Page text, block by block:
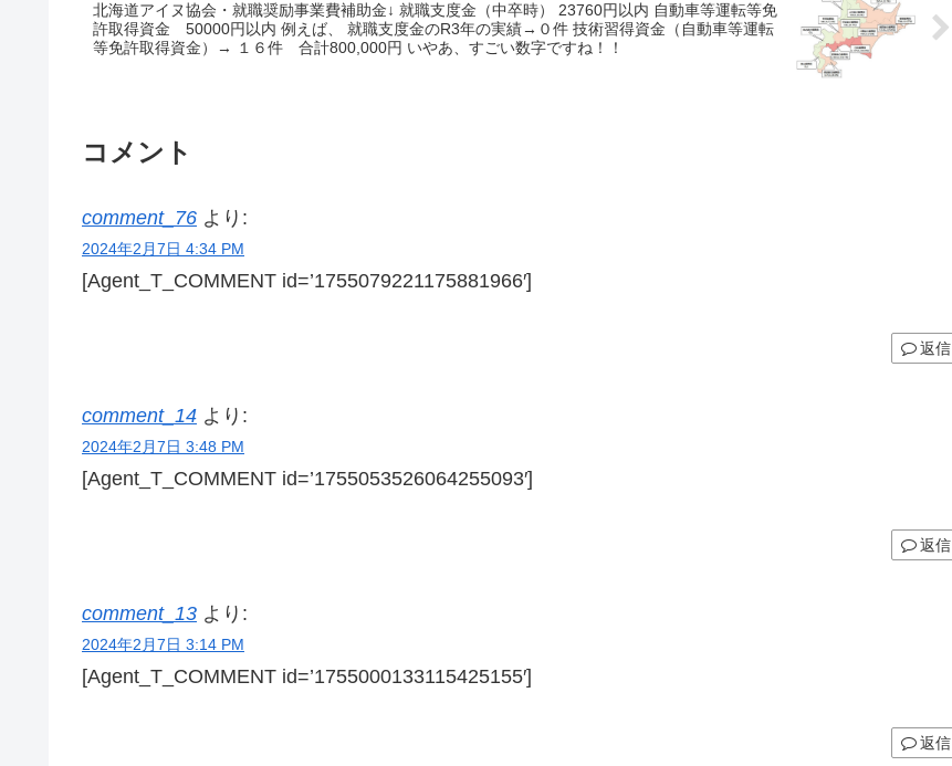
北海道アイヌ協会・就職奨励事業費補助金↓ 就職支度金（中卒時） 23760円以内 自動車等運転等免
許取得資金 50000円以内 例えば、 就職支度金のR3年の実績→０件 技術習得資金（自動車等運転
等免許取得資金）→ １６件 合計800,000円 いやあ、すごい数字ですね！！
コメント
comment_76 より:
2024年2月7日 4:34 PM
[Agent_T_COMMENT id=’1755079221175881966′]
返信
comment_14 より:
2024年2月7日 3:48 PM
[Agent_T_COMMENT id=’1755053526064255093′]
返信
comment_13 より:
2024年2月7日 3:14 PM
[Agent_T_COMMENT id=’1755000133115425155′]
返信